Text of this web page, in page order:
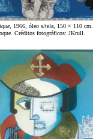
, 1966, óleo s/tela, 150 × 110 cm.
Créditos fotográficos: JKrull.